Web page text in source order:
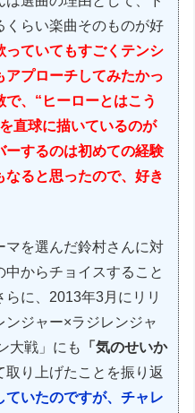
くらい楽曲そのものが好
っていてもすごくテンシ
アプローチしてみたかっ
、“ヒーローとはこう
直球に描いているのが
ーするのは初めての経験
ると思ったので、好き
マを選んだ鈴村さんに対
中からチョイスすること
に、2013年3月にリリ
ジャー×ラジレンジャ
大戦」にも
「気のせいか
取り上げたことを振り返
ていたのですが、チャレ